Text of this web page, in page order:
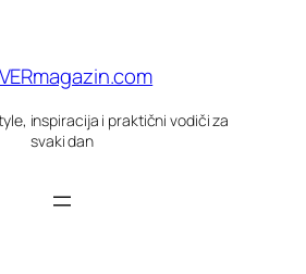
inspiracija i praktični vodiči za
svaki dan